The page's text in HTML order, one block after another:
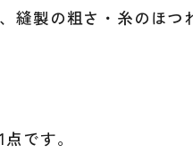
ラ
縫製の粗さ・糸のほ
です。